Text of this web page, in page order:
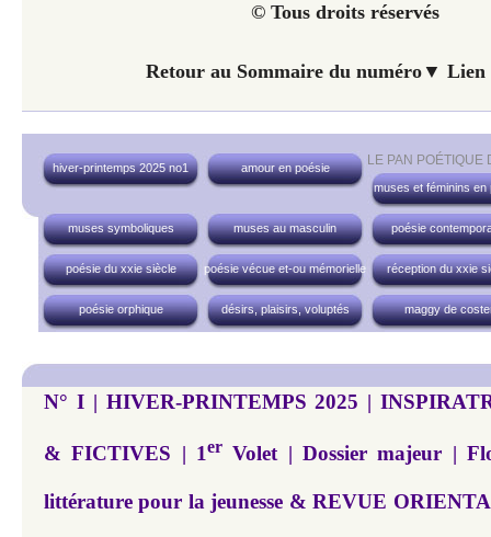
© Tous droits réservés
Retour au Sommaire du numéro▼ Lien
LE PAN POÉTIQUE
hiver-printemps 2025 no1
amour en poésie
muses et féminins en
muses symboliques muses au masculin poésie
poésie du xxie siècle poésie vécue et-ou mémorielle réception du xxie
poésie orphique désirs, plaisirs, voluptés maggy de
N° I | HIVER-PRINTEMPS 2025 |
& FICTIVES | 1er Volet | Dossier majeur |
littérature pour la jeunesse & REVUE